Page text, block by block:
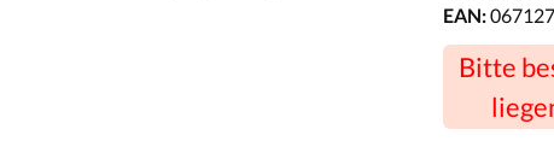
EAN:
Bitte